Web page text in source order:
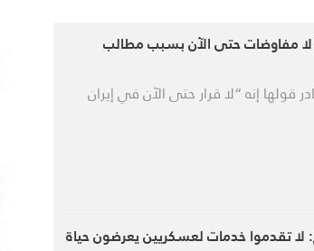
لا مفاوضات حتى الآن بسبب مطالب
إنه “لا قرار حتى الآن في إيران
لا تقدموا خدمات لعسكريين يعرضون حياة